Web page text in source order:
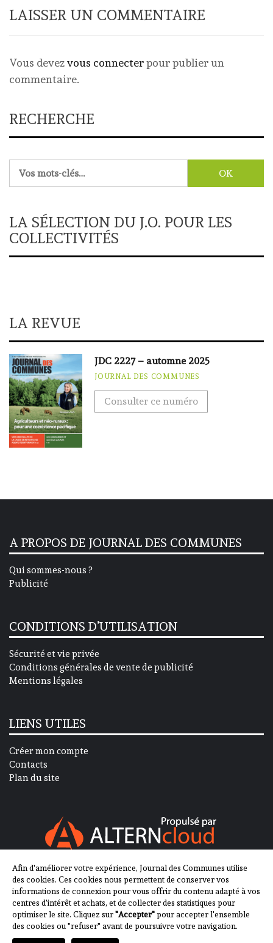
LAISSER UN COMMENTAIRE
Vous devezvous connecterpour publier un
commentaire.
RECHERCHE
LA SÉLECTION DU J.O. POUR LES
COLLECTIVITÉS
LA REVUE
JDC 2227 – automne 2025
JOURNAL DES COMMUNES
Consulter ce numéro
A PROPOS DE JOURNAL DES COMMUNES
Qui sommes-nous ?
Publicité
CONDITIONS D’UTILISATION
Sécurité et vie privée
Conditions générales de vente de publicité
Mentions légales
LIENS UTILES
Créer mon compte
Contacts
Plan du site
SUIVEZ-NOUS SUR
Afin d'améliorer votre expérience, Journal des Communes utilise
des cookies. Ces cookies nous permettent de conserver vos
informations de connexion pour vous offrir du contenu adapté à vos
centres d'intérêt et achats, et de collecter des statistiques pour
optimiser le site. Cliquez sur"Accepter"pour accepter l'ensemble
des cookies ou "refuser" avant de poursuivre votre navigation.